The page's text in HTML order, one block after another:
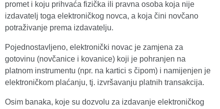
promet i koju prihvaća fizička ili pravna osoba koja nije
izdavatelj toga elektroničkog novca, a koja čini novčano
potraživanje prema izdavatelju.
Pojednostavljeno, elektronički novac je zamjena za
gotovinu (novčanice i kovanice) koji je pohranjen na
platnom instrumentu (npr. na kartici s čipom) i namijenjen je
elektroničkom plaćanju, tj. izvršavanju platnih transakcija.
Osim banaka, koje su dozvolu za izdavanje elektroničkog